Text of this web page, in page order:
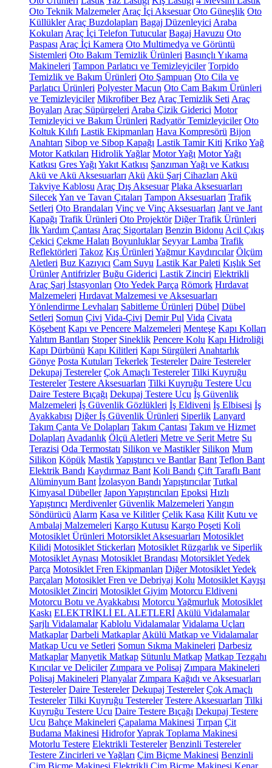
Oto Teknik Malzemeler Araç İçi Aksesuar Oto Güneşlik Oto
Küllükler Araç Buzdolapları Bagaj Düzenleyici Araba
Kokuları Araç İçi Telefon Tutucular Bagaj Havuzu Oto
Paspası Araç İçi Kamera Oto Multimedya ve Görüntü
Sistemleri Oto Bakım Temizlik Ürünleri Basınçlı Yıkama
Makineleri Tampon Parlatıcı ve Temizleyiciler Torpido
Temizlik ve Bakım Ürünleri Oto Şampuan Oto Cila ve
Parlatıcı Ürünleri Polyester Macun Oto Cam Bakım Ürünleri
ve Temizleyiciler Mikrofiber Bez Araç Temizlik Seti Araç
Boyaları Araç Süpürgeleri Araba Çizik Giderici Motor
Temizleyici ve Bakım Ürünleri Radyatör Temizleyiciler Oto
Koltuk Kılıfı Lastik Ekipmanları Hava Kompresörü Bijon
Anahtarı Sibop ve Sibop Kapağı Lastik Tamir Kiti KrikoYağ
Motor Katkıları Hidrolik Yağlar Motor Yağı Motor Yağı
Katkısı Gres Yağı Yakıt Katkısı Şanzıman Yağı ve Katkısı
Akü ve Akü Aksesuarları Akü Akü Şarj Cihazları Akü
Takviye Kablosu Araç Dış Aksesuar Plaka Aksesuarları
SilecekYan ve Tavan Çıtaları Tampon Aksesuarları Trafik
Setleri Oto Brandaları Vinç ve Vinç Aksesuarları Jant ve Jant
Kapağı Trafik Ürünleri Oto Projektör Diğer Trafik Ürünleri
İlk Yardım Çantası Araç Sigortaları Benzin Bidonu Acil Çıkış
Çekici Çekme Halatı Boyunluklar Seyyar Lamba Trafik
Reflektörleri Takoz Kış Ürünleri Yağmur Kaydırıcılar Ölçüm
Aletleri Buz Kazıyıcı Cam Suyu Lastik Kar Paleti Kışlık Set
Ürünler Antifrizler Buğu Giderici Lastik Zinciri Elektrikli
Araç Şarj İstasyonları Oto Yedek Parça Römork Hırdavat
Malzemeleri Hırdavat Malzemesi ve Aksesuarları
Yönlendirme Levhaları Sabitleme Ürünleri Dübel Dübel
Setleri Somun Çivi Vida-Çivi Demir Pul Vida Civata
Köşebent Kapı ve Pencere Malzemeleri Menteşe Kapı Kolları
Yalıtım Bantları Stoper Sineklik Pencere Kolu Kapı Hidroliği
Kapı Dürbünü Kapı Kilitleri Kapı Sürgüleri Anahtarlık
Gönye Posta Kutuları Tekerlek Testereler Daire Testereler
Dekupaj Testereler Çok Amaçlı Testereler Tilki Kuyruğu
Testereler Testere Aksesuarları Tilki Kuyruğu Testere Ucu
Daire Testere Bıçağı Dekupaj Testere Ucu İş Güvenlik
Malzemeleri İş Güvenlik Gözlükleri İş Eldiveni İş Elbisesi İş
Ayakkabısı Diğer İş Güvenlik Ürünleri Siperlik Lanyard
Takım Çanta Ve Dolapları Takım Çantası Takım ve Hizmet
Dolapları Avadanlık Ölçü Aletleri Metre ve Şerit Metre Su
Terazisi Oda Termostatı Silikon ve Mastikler Silikon Mum
Silikon Köpük MastikYapıştırıcı ve Bantlar Bant Teflon Bant
Elektrik Bandı Kaydırmaz Bant Koli Bandı Çift Taraflı Bant
Alüminyum Bant İzolasyon Bandı Yapıştırıcılar Tutkal
Kimyasal Dübeller Japon Yapıştırıcıları Epoksi Hızlı
Yapıştırıcı Merdivenler Güvenlik Malzemeleri Yangın
Söndürücü Alarm Kasa ve Kilitler Çelik Kasa Kilit Kutu ve
Ambalaj Malzemeleri Kargo Kutusu Kargo Poşeti Koli
Motosiklet Ürünleri Motorsiklet Aksesuarları Motosiklet
Kilidi Motosiklet Stickerları Motosiklet Rüzgarlık ve Siperlik
Motosiklet Aynası Motosiklet Brandası Motorsiklet Yedek
Parça Motosiklet Fren Ekipmanları Diğer Motosiklet Yedek
Parçaları Motosiklet Fren ve Debriyaj Kolu Motosiklet Kayışı
Motosiklet Zinciri Motosiklet Giyim Motorcu Eldiveni
Motorcu Botu ve Ayakkabısı Motorcu Yağmurluk Motosiklet
Kaskı ELEKTRİKLİ EL ALETLERİ Akülü Vidalamalar
Şarjlı Vidalamalar Kablolu Vidalamalar Vidalama Uçları
Matkaplar Darbeli Matkaplar Akülü Matkap ve Vidalamalar
Matkap Ucu ve Setleri Somun Sıkma Makineleri Darbesiz
Matkaplar Manyetik Matkap Sütunlu Matkap Matkap Tezgahı
Kırıcılar ve Deliciler Zımpara ve Polisaj Zımpara Makineleri
Polisaj Makineleri Planyalar Zımpara Kağıdı ve Aksesuarları
Testereler Daire Testereler Dekupaj Testereler Çok Amaçlı
Testereler Tilki Kuyruğu Testereler Testere Aksesuarları Tilki
Kuyruğu Testere Ucu Daire Testere Bıçağı Dekupaj Testere
Ucu Bahçe Makineleri Çapalama Makinesi Tırpan Çit
Budama Makinesi HidroforYaprak Toplama Makinesi
Motorlu Testere Elektrikli Testereler Benzinli Testereler
Testere Zincirleri ve Yağları Çim Biçme Makinesi Benzinli
Çim Biçme Makinesi Elektrikli Çim Biçme Makinesi Kenar